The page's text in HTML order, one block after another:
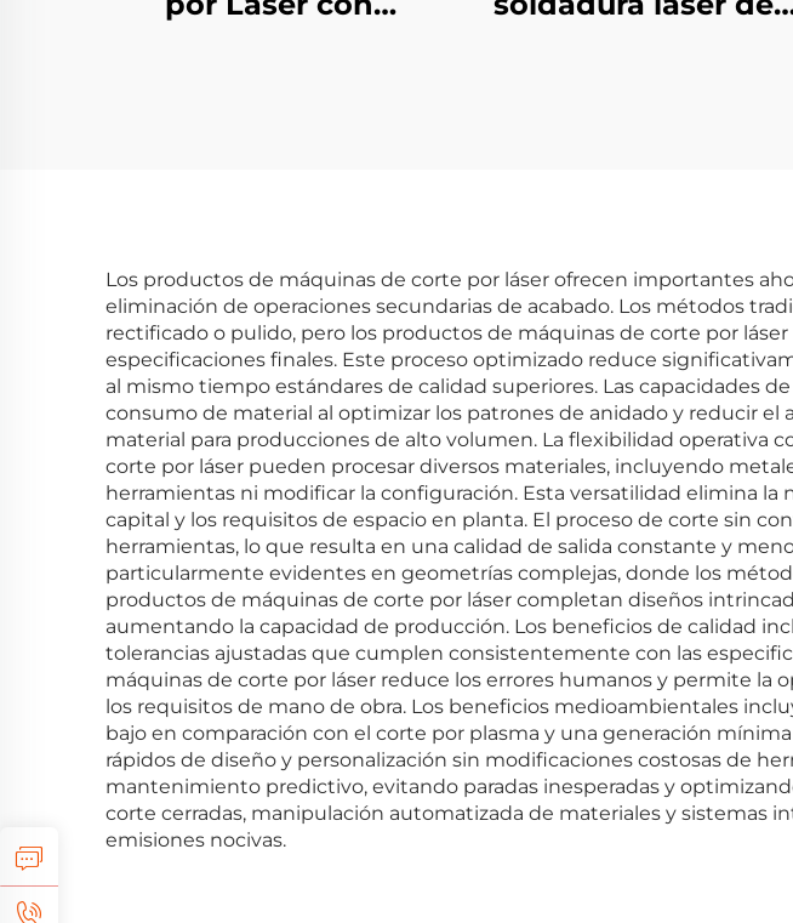
Los productos de máquinas de corte por láser ofrecen importantes
eliminación de operaciones secundarias de acabado. Los métodos
rectificado o pulido, pero los productos de máquinas de corte por
especificaciones finales. Este proceso optimizado reduce
al mismo tiempo estándares de calidad superiores. Las capacidades
consumo de material al optimizar los patrones de anidado y reducir
material para producciones de alto volumen. La flexibilidad
corte por láser pueden procesar diversos materiales, incluyendo
herramientas ni modificar la configuración. Esta versatilidad elimina
capital y los requisitos de espacio en planta. El proceso de corte sin
herramientas, lo que resulta en una calidad de salida constante y
particularmente evidentes en geometrías complejas, donde los
productos de máquinas de corte por láser completan diseños
aumentando la capacidad de producción. Los beneficios de calidad
tolerancias ajustadas que cumplen consistentemente con las
máquinas de corte por láser reduce los errores humanos y permite
los requisitos de mano de obra. Los beneficios medioambientales
bajo en comparación con el corte por plasma y una generación
rápidos de diseño y personalización sin modificaciones costosas de
mantenimiento predictivo, evitando paradas inesperadas y
corte cerradas, manipulación automatizada de materiales y sistemas
emisiones nocivas.